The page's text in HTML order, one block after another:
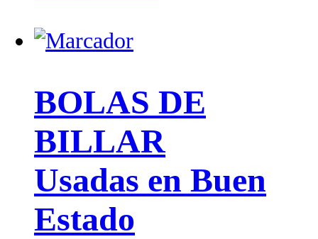
BOLAS DE
BILLAR
Usadas en Buen
Estado